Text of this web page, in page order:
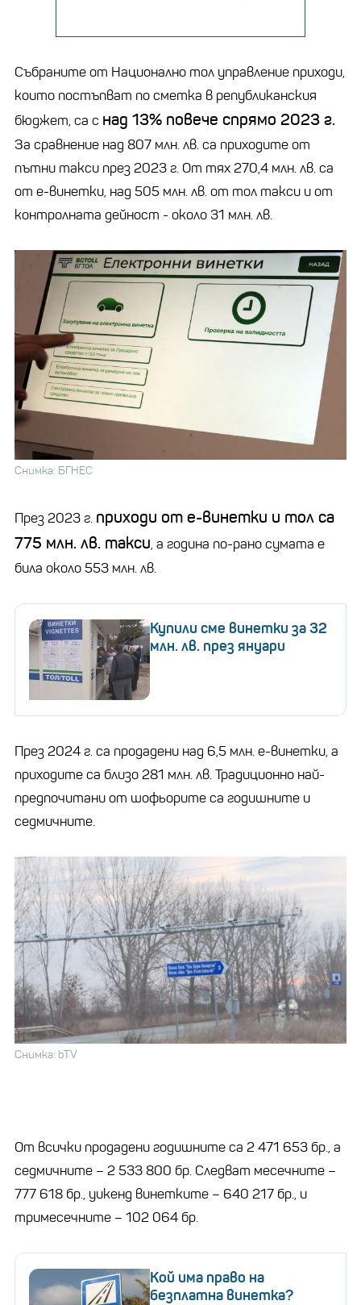
Събраните от Национално тол управление приходи,
които постъпват по сметка в републиканския
бюджет, са с над 13% повече спрямо 2023 г.
За сравнение над 807 млн. лв. са приходите от
пътни такси през 2023 г. От тях 270,4 млн. лв. са
от е-винетки, над 505 млн. лв. от тол такси и от
контролната дейност - около 31 млн. лв.
Снимка: БГНЕС
През 2023 г. приходи от е-винетки и тол са
775 млн. лв. такси, а година по-рано сумата е
била около 553 млн. лв.
Купили сме винетки за 32
млн. лв. през януари
През 2024 г. са продадени над 6,5 млн. е-винетки, а
приходите са близо 281 млн. лв. Традиционно най-
предпочитани от шофьорите са годишните и
седмичните.
Снимка: bTV
От всички продадени годишните са 2 471 653 бр., а
седмичните – 2 533 800 бр. Следват месечните –
777 618 бр., уикенд винетките – 640 217 бр., и
тримесечните – 102 064 бр.
Кой има право на
безплатна винетка?